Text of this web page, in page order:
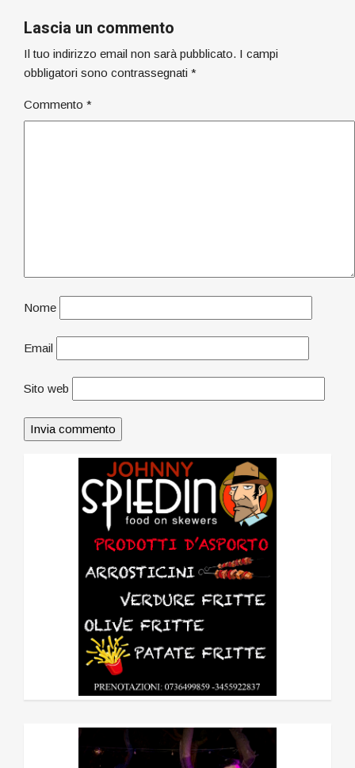
Lascia un commento
Il tuo indirizzo email non sarà pubblicato. I campi
obbligatori sono contrassegnati *
Commento *
Nome
Email
Sito web